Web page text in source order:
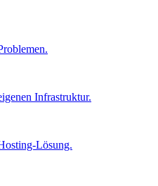
Infrastruktur.
Lösung.